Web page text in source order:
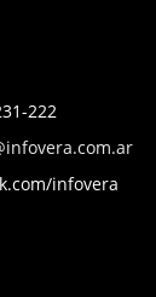
222
infovera